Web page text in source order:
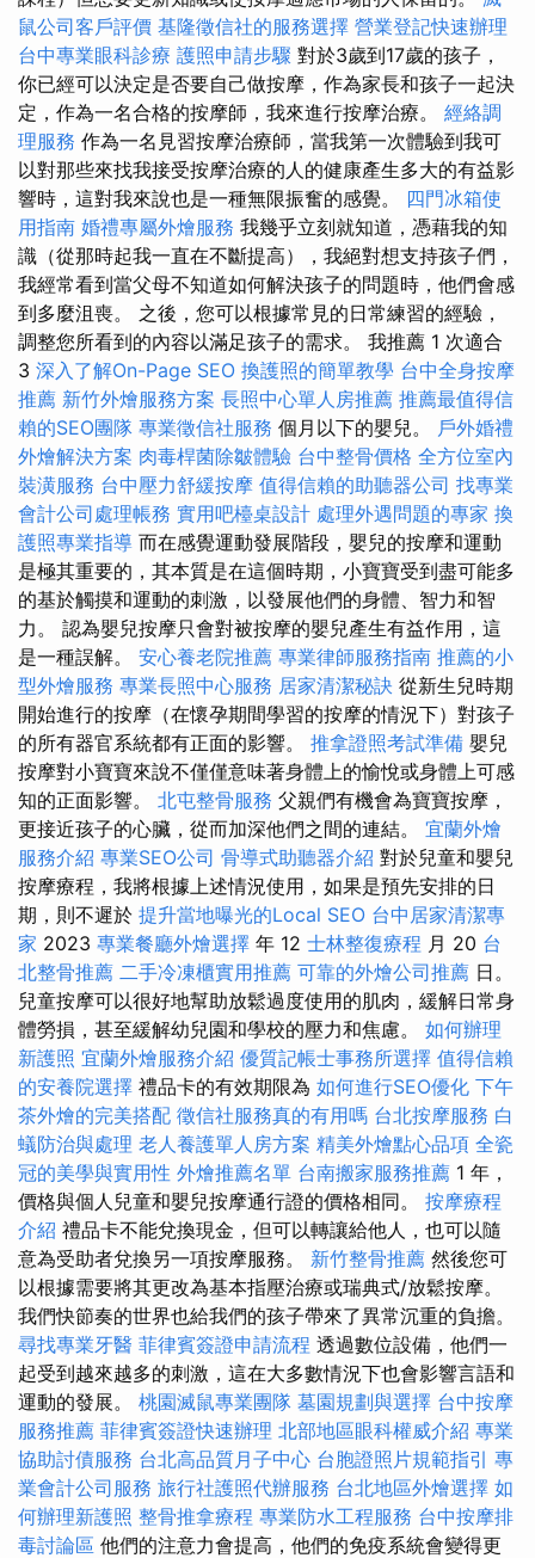
鼠公司客戶評價 基隆徵信社的服務選擇 營業登記快速辦理
台中專業眼科診療 護照申請步驟 對於3歲到17歲的孩子，
你已經可以決定是否要自己做按摩，作為家長和孩子一起決
定，作為一名合格的按摩師，我來進行按摩治療。 經絡調
理服務 作為一名見習按摩治療師，當我第一次體驗到我可
以對那些來找我接受按摩治療的人的健康產生多大的有益影
響時，這對我來說也是一種無限振奮的感覺。 四門冰箱使
用指南 婚禮專屬外燴服務 我幾乎立刻就知道，憑藉我的知
識（從那時起我一直在不斷提高），我絕對想支持孩子們，
我經常看到當父母不知道如何解決孩子的問題時，他們會感
到多麼沮喪。 之後，您可以根據常見的日常練習的經驗，
調整您所看到的內容以滿足孩子的需求。 我推薦 1 次適合
3 深入了解On-Page SEO 換護照的簡單教學 台中全身按摩
推薦 新竹外燴服務方案 長照中心單人房推薦 推薦最值得信
賴的SEO團隊 專業徵信社服務 個月以下的嬰兒。 戶外婚禮
外燴解決方案 肉毒桿菌除皺體驗 台中整骨價格 全方位室內
裝潢服務 台中壓力舒緩按摩 值得信賴的助聽器公司 找專業
會計公司處理帳務 實用吧檯桌設計 處理外遇問題的專家 換
護照專業指導 而在感覺運動發展階段，嬰兒的按摩和運動
是極其重要的，其本質是在這個時期，小寶寶受到盡可能多
的基於觸摸和運動的刺激，以發展他們的身體、智力和智
力。 認為嬰兒按摩只會對被按摩的嬰兒產生有益作用，這
是一種誤解。 安心養老院推薦 專業律師服務指南 推薦的小
型外燴服務 專業長照中心服務 居家清潔秘訣 從新生兒時期
開始進行的按摩（在懷孕期間學習的按摩的情況下）對孩子
的所有器官系統都有正面的影響。 推拿證照考試準備 嬰兒
按摩對小寶寶來說不僅僅意味著身體上的愉悅或身體上可感
知的正面影響。 北屯整骨服務 父親們有機會為寶寶按摩，
更接近孩子的心臟，從而加深他們之間的連結。 宜蘭外燴
服務介紹 專業SEO公司 骨導式助聽器介紹 對於兒童和嬰兒
按摩療程，我將根據上述情況使用，如果是預先安排的日
期，則不遲於 提升當地曝光的Local SEO 台中居家清潔專
家 2023 專業餐廳外燴選擇 年 12 士林整復療程 月 20 台
北整骨推薦 二手冷凍櫃實用推薦 可靠的外燴公司推薦 日。
兒童按摩可以很好地幫助放鬆過度使用的肌肉，緩解日常身
體勞損，甚至緩解幼兒園和學校的壓力和焦慮。 如何辦理
新護照 宜蘭外燴服務介紹 優質記帳士事務所選擇 值得信賴
的安養院選擇 禮品卡的有效期限為 如何進行SEO優化 下午
茶外燴的完美搭配 徵信社服務真的有用嗎 台北按摩服務 白
蟻防治與處理 老人養護單人房方案 精美外燴點心品項 全瓷
冠的美學與實用性 外燴推薦名單 台南搬家服務推薦 1 年，
價格與個人兒童和嬰兒按摩通行證的價格相同。 按摩療程
介紹 禮品卡不能兌換現金，但可以轉讓給他人，也可以隨
意為受助者兌換另一項按摩服務。 新竹整骨推薦 然後您可
以根據需要將其更改為基本指壓治療或瑞典式/放鬆按摩。
我們快節奏的世界也給我們的孩子帶來了異常沉重的負擔。
尋找專業牙醫 菲律賓簽證申請流程 透過數位設備，他們一
起受到越來越多的刺激，這在大多數情況下也會影響言語和
運動的發展。 桃園滅鼠專業團隊 墓園規劃與選擇 台中按摩
服務推薦 菲律賓簽證快速辦理 北部地區眼科權威介紹 專業
協助討債服務 台北高品質月子中心 台胞證照片規範指引 專
業會計公司服務 旅行社護照代辦服務 台北地區外燴選擇 如
何辦理新護照 整骨推拿療程 專業防水工程服務 台中按摩排
毒討論區 他們的注意力會提高，他們的免疫系統會變得更